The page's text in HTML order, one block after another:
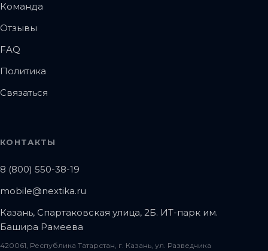
Команда
Отзывы
FAQ
Политика
Связаться
КОНТАКТЫ
8 (800) 550-38-19
mobile@nextika.ru
Казань, Спартаковская улица, 2Б. ИТ-парк им.
Башира Рамеева
420061, Республика Татарстан, г. Казань, ул. Разведчика